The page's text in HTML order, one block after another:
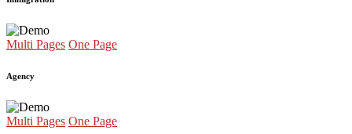
Multi Pages One Page
Agency
Multi Pages One Page